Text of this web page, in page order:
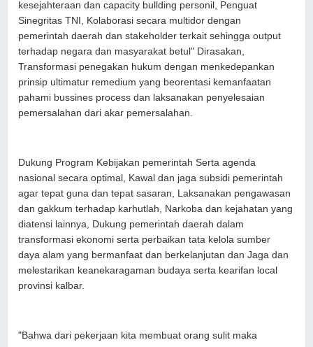
kesejahteraan dan capacity bullding personil, Penguat
Sinegritas TNI, Kolaborasi secara multidor dengan
pemerintah daerah dan stakeholder terkait sehingga output
terhadap negara dan masyarakat betul" Dirasakan,
Transformasi penegakan hukum dengan menkedepankan
prinsip ultimatur remedium yang beorentasi kemanfaatan
pahami bussines process dan laksanakan penyelesaian
pemersalahan dari akar pemersalahan.
Dukung Program Kebijakan pemerintah Serta agenda
nasional secara optimal, Kawal dan jaga subsidi pemerintah
agar tepat guna dan tepat sasaran, Laksanakan pengawasan
dan gakkum terhadap karhutlah, Narkoba dan kejahatan yang
diatensi lainnya, Dukung pemerintah daerah dalam
transformasi ekonomi serta perbaikan tata kelola sumber
daya alam yang bermanfaat dan berkelanjutan dan Jaga dan
melestarikan keanekaragaman budaya serta kearifan local
provinsi kalbar.
"Bahwa dari pekerjaan kita membuat orang sulit maka